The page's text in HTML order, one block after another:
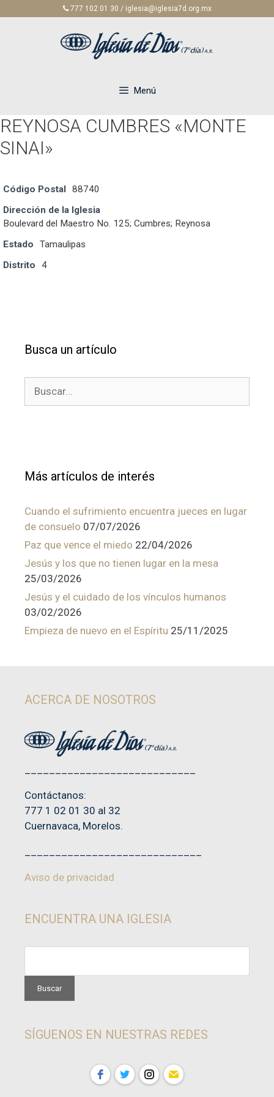
777 102 01 30 / iglesia@iglesia7d.org.mx
Menú
REYNOSA CUMBRES «MONTE
SINAI»
Código Postal 88740
Dirección de la Iglesia
Boulevard del Maestro No. 125; Cumbres; Reynosa
Estado
Tamaulipas
Distrito
4
Busca un artículo
Más artículos de interés
Cuando el sufrimiento encuentra jueces en lugar
de consuelo 07/07/2026
Paz que vence el miedo 22/04/2026
Jesús y los que no tienen lugar en la mesa
25/03/2026
Jesús y el cuidado de los vínculos humanos
03/02/2026
Empieza de nuevo en el Espíritu 25/11/2025
ACERCA DE NOSOTROS
Contáctanos:
777 1 02 01 30 al 32
Cuernavaca, Morelos.
Aviso de privacidad
ENCUENTRA UNA IGLESIA
SÍGUENOS EN NUESTRAS REDES